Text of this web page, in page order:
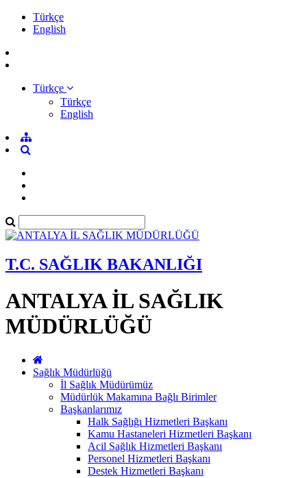
Türkçe
English
Türkçe
Türkçe
English
T.C. SAĞLIK BAKANLIĞI
ANTALYA İL SAĞLIK
MÜDÜRLÜĞÜ
Sağlık Müdürlüğü
İl Sağlık Müdürümüz
Müdürlük Makamına Bağlı Birimler
Başkanlarımız
Halk Sağlığı Hizmetleri Başkanı
Kamu Hastaneleri Hizmetleri Başkanı
Acil Sağlık Hizmetleri Başkanı
Personel Hizmetleri Başkanı
Destek Hizmetleri Başkanı